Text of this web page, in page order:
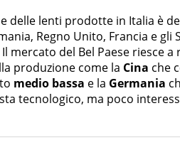
delle lenti prodotte in Italia è
Regno Unito, Francia e gli
mercato del Bel Paese riesce a
produzione come la Cina che
medio bassa e la Germania
tecnologico, ma poco